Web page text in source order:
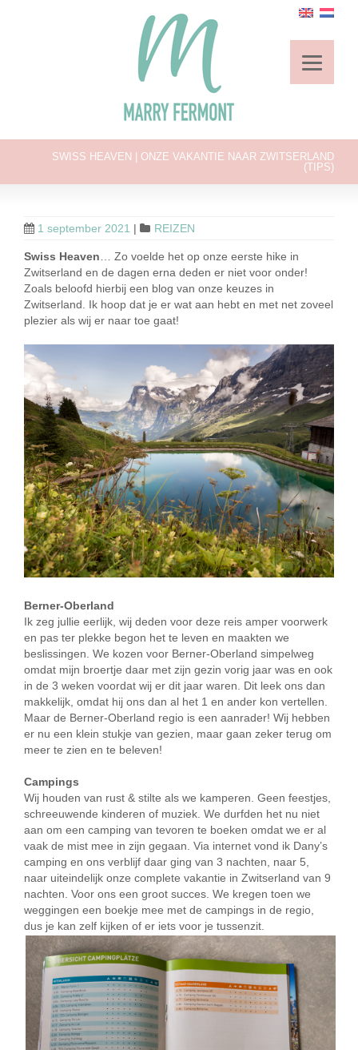
SWISS HEAVEN | ONZE VAKANTIE NAAR ZWITSERLAND
(TIPS)
1 september 2021 | REIZEN
Swiss Heaven … Zo voelde het op onze eerste hike in
Zwitserland en de dagen erna deden er niet voor onder!
Zoals beloofd hierbij een blog van onze keuzes in
Zwitserland. Ik hoop dat je er wat aan hebt en met net zoveel
plezier als wij er naar toe gaat!
Berner-Oberland
Ik zeg jullie eerlijk, wij deden voor deze reis amper voorwerk
en pas ter plekke begon het te leven en maakten we
beslissingen. We kozen voor Berner-Oberland simpelweg
omdat mijn broertje daar met zijn gezin vorig jaar was en ook
in de 3 weken voordat wij er dit jaar waren. Dit leek ons dan
makkelijk, omdat hij ons dan al het 1 en ander kon vertellen.
Maar de Berner-Oberland regio is een aanrader! Wij hebben
er nu een klein stukje van gezien, maar gaan zeker terug om
meer te zien en te beleven!
Campings
Wij houden van rust & stilte als we kamperen. Geen feestjes,
schreeuwende kinderen of muziek. We durfden het nu niet
aan om een camping van tevoren te boeken omdat we er al
vaak de mist mee in zijn gegaan. Via internet vond ik Dany’s
camping en ons verblijf daar ging van 3 nachten, naar 5,
naar uiteindelijk onze complete vakantie in Zwitserland van 9
nachten. Voor ons een groot succes. We kregen toen we
weggingen een boekje mee met de campings in de regio,
dus je kan zelf kijken of er iets voor je tussenzit.